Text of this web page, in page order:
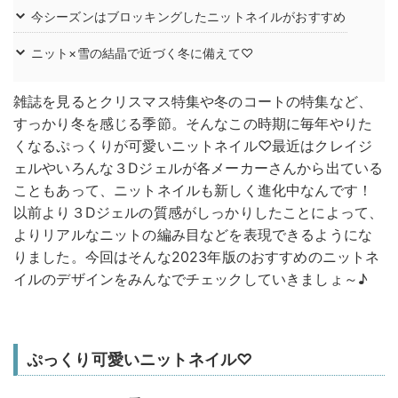
今シーズンはブロッキングしたニットネイルがおすすめ
ニット×雪の結晶で近づく冬に備えて♡
雑誌を見るとクリスマス特集や冬のコートの特集など、
すっかり冬を感じる季節。そんなこの時期に毎年やりた
くなるぷっくりが可愛いニットネイル♡最近はクレイジ
ェルやいろんな３Dジェルが各メーカーさんから出ている
こともあって、ニットネイルも新しく進化中なんです！
以前より３Dジェルの質感がしっかりしたことによって、
よりリアルなニットの編み目などを表現できるようにな
りました。今回はそんな2023年版のおすすめのニットネ
イルのデザインをみんなでチェックしていきましょ～♪
ぷっくり可愛いニットネイル♡